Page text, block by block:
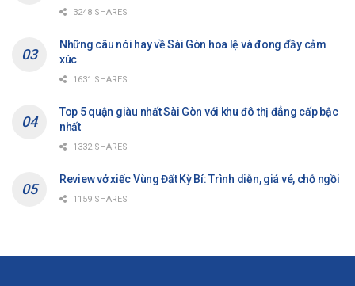
3248 SHARES
Những câu nói hay về Sài Gòn hoa lệ và đong đầy cảm
xúc
1631 SHARES
Top 5 quận giàu nhất Sài Gòn với khu đô thị đẳng cấp bậc
nhất
1332 SHARES
Review vở xiếc Vùng Đất Kỳ Bí: Trình diễn, giá vé, chỗ ngồi
1159 SHARES